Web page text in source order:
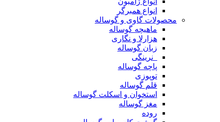
انواع همبرگر
محصولات گاوی و گوساله
ماهیچه گوساله
هزارلا و نگاری
زبان گوساله
_نرینگی
پاچه گوساله
توپوزی
قلم گوساله
استخوان و اسکلت گوساله
مغز گوساله
روده